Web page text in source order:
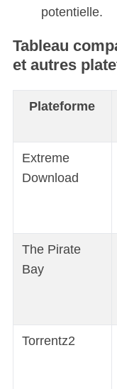
potentielle.
Tableau
et autres
Plateforme
Extreme
Download
The Pirate
Bay
Torrentz2